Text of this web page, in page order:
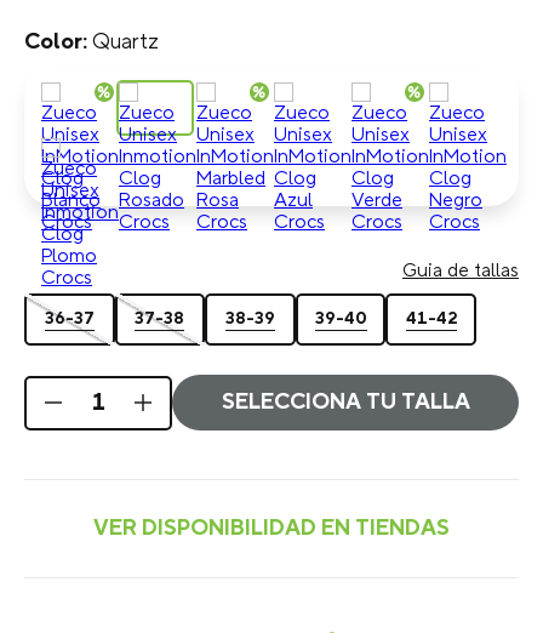
Quartz
Guia de tallas
36-37 37-38 38-39 39-40 41-42
SELECCIONA TU TALLA